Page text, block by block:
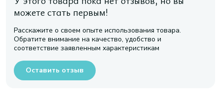
можете стать первым!
Расскажите о своем опыте использования товара.
Обратите внимание на качество, удобство и
соответствие заявленным характеристикам
Оставить отзыв